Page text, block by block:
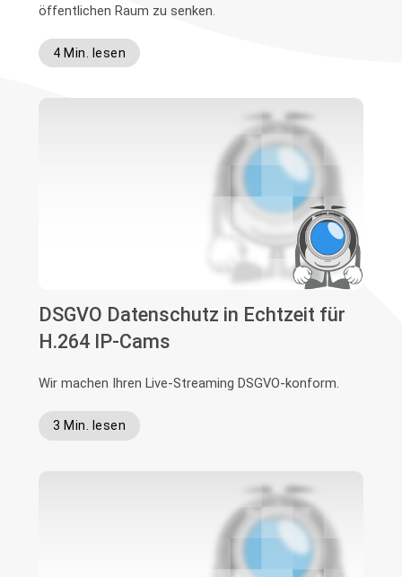
öffentlichen Raum zu senken.
4 Min. lesen
DSGVO Datenschutz in Echtzeit für
H.264 IP-Cams
Wir machen Ihren Live-Streaming DSGVO-konform.
3 Min. lesen